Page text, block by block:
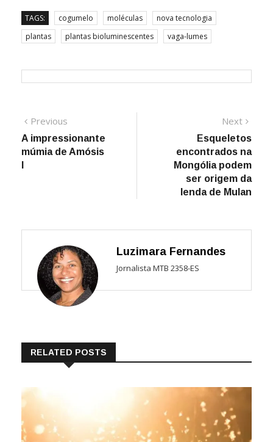
TAGS: cogumelo moléculas
nova tecnologia
plantas
plantas bioluminescentes vaga-lumes
Navegação
de
Post
Previous
post:
A impressionante
múmia de Amósis
Next
post:
Esqueletos
encontrados na
Mongólia podem
ser origem da
lenda de Mulan
Luzimara Fernandes
Jornalista MTB 2358-ES
RELATED POSTS